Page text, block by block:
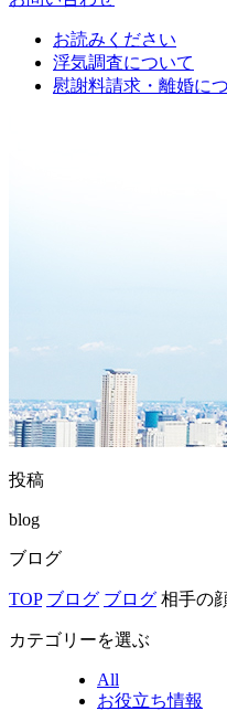
お読みください
浮気調査について
慰謝料請求・離婚に
投稿
blog
ブログ
TOP ブログ ブログ 相手の
カテゴリーを選ぶ
All
お役立ち情報